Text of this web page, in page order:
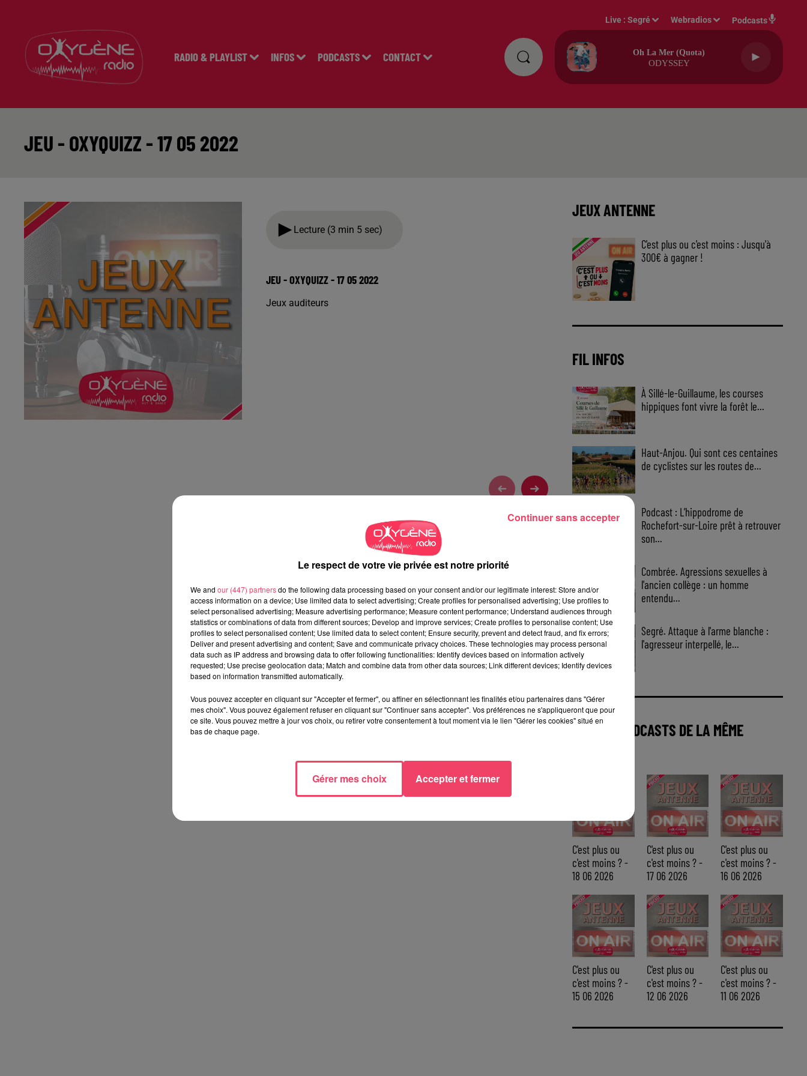
RADIO & PLAYLIST INFOS PODCASTS CONTACT
Live :Segré Webradios Podcasts
Oh La Mer (quota)
ODYSSEY
JEU - OXYQUIZZ - 17 05 2022
Lecture (3 min 5 sec)
JEU - OXYQUIZZ - 17 05 2022
Jeux auditeurs
JEUX ANTENNE
C'est plus ou c'est moins : Jusqu'à
300€ à gagner !
FIL INFOS
À Sillé-le-Guillaume, les courses
hippiques font vivre la forêt le...
Haut-Anjou. Qui sont ces centaines
de cyclistes sur les routes de...
Podcast : L’hippodrome de
Rochefort-sur-Loire prêt à retrouver
son...
Combrée. Agressions sexuelles à
l'ancien collège : un homme
entendu...
Segré. Attaque à l'arme blanche :
l'agresseur interpellé, le...
AUTRES PODCASTS DE LA MÊME
C'est plus ou
c'est moins ? -
18 06 2026
C'est plus ou
c'est moins ? -
17 06 2026
C'est plus ou
c'est moins ? -
16 06 2026
C'est plus ou
c'est moins ? -
15 06 2026
C'est plus ou
c'est moins ? -
12 06 2026
C'est plus ou
c'est moins ? -
11 06 2026
Le respect de votre vie privée est notre priorité
We and our (447) partnersdo the following data processing based on your consent and/or our legitimate interest: Store and/or
access information on a device; Use limited data to select advertising; Create profiles for personalised advertising; Use profiles to
select personalised advertising; Measure advertising performance; Measure content performance; Understand audiences through
statistics or combinations of data from different sources; Develop and improve services; Create profiles to personalise content; Use
profiles to select personalised content; Use limited data to select content; Ensure security, prevent and detect fraud, and fix errors;
Deliver and present advertising and content; Save and communicate privacy choices. These technologies may process personal
data such as IP address and browsing data to offer following functionalities: Identify devices based on information actively
requested; Use precise geolocation data; Match and combine data from other data sources; Link different devices; Identify devices
based on information transmitted automatically.
Vous pouvez accepter en cliquant sur "Accepter et fermer", ou affiner en sélectionnant les finalités et/ou partenaires dans "Gérer
mes choix". Vous pouvez également refuser en cliquant sur "Continuer sans accepter". Vos préférences ne s'appliqueront que pour
ce site. Vous pouvez mettre à jour vos choix, ou retirer votre consentement à tout moment via le lien "Gérer les cookies" situé en
bas de chaque page.
Gérer mes choix Accepter et fermer
Continuer sans accepter